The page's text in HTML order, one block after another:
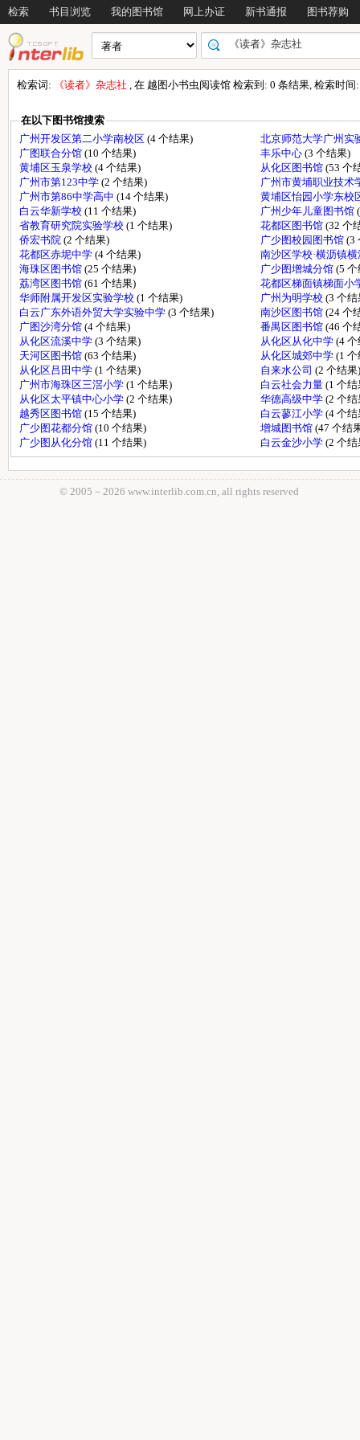
检索 书目浏览 我的图书馆 网上办证 新书通报 图书荐购
检索词: 《读者》杂志社 , 在 越图小书虫阅读馆 检索到: 0 条结果, 检索时间
在以下图书馆搜索
广州开发区第二小学南校区 (4 个结果)
北京师范大学广州实
广图联合分馆 (10 个结果) 丰乐中心 (3 个结果)
黄埔区玉泉学校 (4 个结果) 从化区图书馆 (53 个
广州市第123中学 (2 个结果)
广州市黄埔职业技术
广州市第86中学高中 (14 个结果)
黄埔区怡园小学东校
白云华新学校 (11 个结果) 广州少年儿童图书馆
省教育研究院实验学校 (1 个结果) 花都区图书馆 (32 个
侨宏书院 (2 个结果) 广少图校园图书馆 (3
花都区赤坭中学 (4 个结果)
南沙区学校·横沥镇
海珠区图书馆 (25 个结果) 广少图增城分馆 (5
荔湾区图书馆 (61 个结果)
花都区梯面镇梯面小
华师附属开发区实验学校 (1 个结果) 广州为明学校 (3 个结
白云广东外语外贸大学实验中学 (3 个结果) 南沙区图书馆 (24 个
广图沙湾分馆 (4 个结果) 番禺区图书馆 (46 个
从化区流溪中学 (3 个结果) 从化区从化中学 (4
天河区图书馆 (63 个结果) 从化区城郊中学 (1
从化区吕田中学 (1 个结果) 自来水公司 (2 个结果)
广州市海珠区三滘小学 (1 个结果) 白云社会力量 (1 个结
从化区太平镇中心小学 (2 个结果) 华德高级中学 (2 个结
越秀区图书馆 (15 个结果) 白云蓼江小学 (4 个结
广少图花都分馆 (10 个结果) 增城图书馆 (47 个结
广少图从化分馆 (11 个结果) 白云金沙小学 (2 个结
© 2005－ 2026 www.interlib.com.cn, all rights reserved